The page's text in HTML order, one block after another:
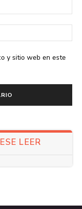
y sitio web en este
LEER